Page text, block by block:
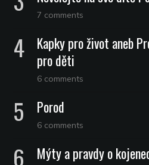
7 comments
Kapky pro život aneb
pro děti
6 comments
Porod
6 comments
Mýty a pravdy o